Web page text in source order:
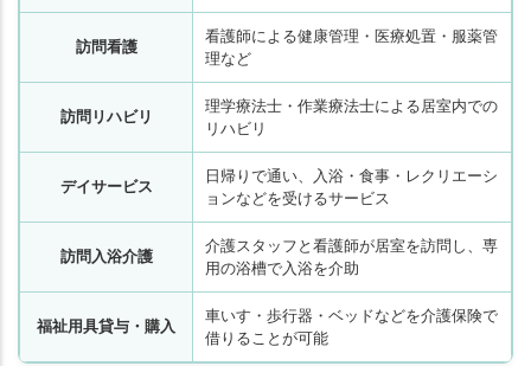
訪問看護
看護師による健康管理・医療処置・服薬管
理など
訪問リハビリ
理学療法士・作業療法士による居室内での
リハビリ
デイサービス
日帰りで通い、入浴・食事・レクリエーシ
ョンなどを受けるサービス
訪問入浴介護
介護スタッフと看護師が居室を訪問し、専
用の浴槽で入浴を介助
福祉用具貸与・購入
車いす・歩行器・ベッドなどを介護保険で
借りることが可能